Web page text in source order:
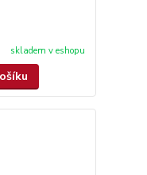
skladem v eshopu